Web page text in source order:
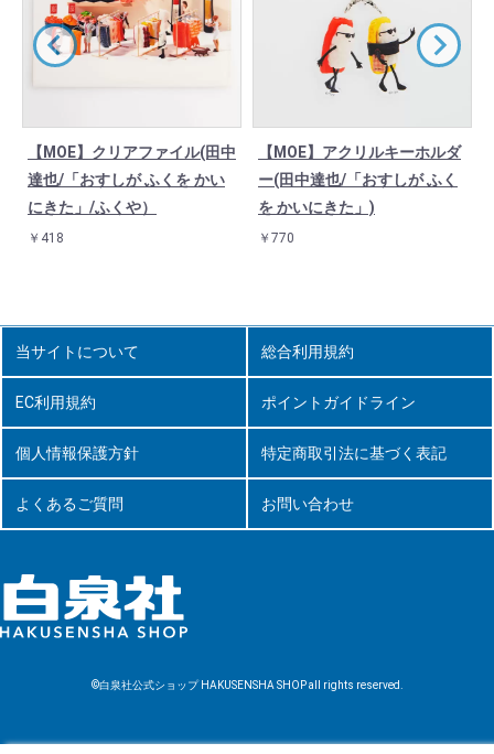
【MOE】クリアファイル(田中
達也/「おすしが ふくを かい
にきた」/ふくや）
￥418
【MOE】アクリルキーホルダ
ー(田中達也/「おすしが ふく
を かいにきた」)
￥770
当サイトについて 総合利用規約
EC利用規約 ポイントガイドライン
個人情報保護方針 特定商取引法に基づく表記
よくあるご質問 お問い合わせ
©白泉社公式ショップ HAKUSENSHA SHOP all rights reserved.